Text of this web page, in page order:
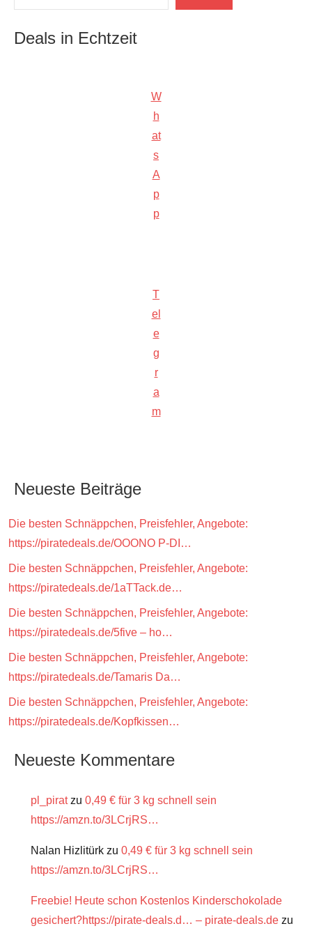
Deals in Echtzeit
W
h
at
s
A
p
p
T
el
e
g
r
a
m
Neueste Beiträge
Die besten Schnäppchen, Preisfehler, Angebote:
https://piratedeals.de/OOONO P-DI…
Die besten Schnäppchen, Preisfehler, Angebote:
https://piratedeals.de/1aTTack.de…
Die besten Schnäppchen, Preisfehler, Angebote:
https://piratedeals.de/5five – ho…
Die besten Schnäppchen, Preisfehler, Angebote:
https://piratedeals.de/Tamaris Da…
Die besten Schnäppchen, Preisfehler, Angebote:
https://piratedeals.de/Kopfkissen…
Neueste Kommentare
pl_piratzu 0,49 € für 3 kg schnell sein
https://amzn.to/3LCrjRS…
Nalan Hizlitürk zu 0,49 € für 3 kg schnell sein
https://amzn.to/3LCrjRS…
Freebie! Heute schon Kostenlos Kinderschokolade
gesichert?https://pirate-deals.d… – pirate-deals.de zu